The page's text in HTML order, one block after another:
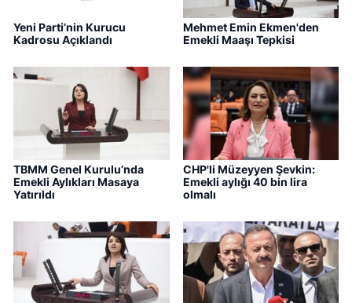
Yeni Parti’nin Kurucu
Kadrosu Açıklandı
Mehmet Emin Ekmen'den
Emekli Maaşı Tepkisi
TBMM Genel Kurulu’nda
Emekli Aylıkları Masaya
Yatırıldı
CHP'li Müzeyyen Şevkin:
Emekli aylığı 40 bin lira
olmalı